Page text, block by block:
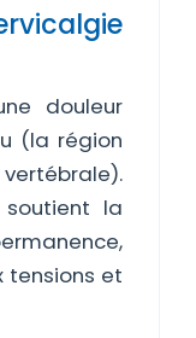
douleur
(la région
la
tensions et